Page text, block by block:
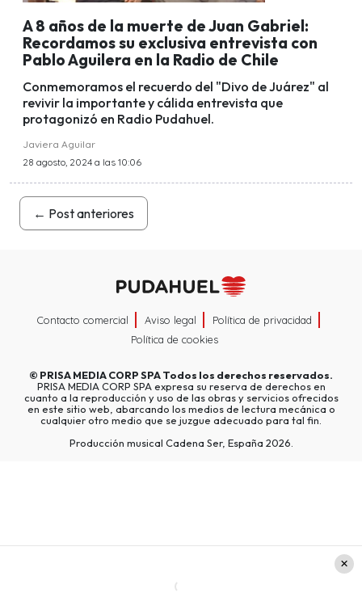
A 8 años de la muerte de Juan Gabriel:
Recordamos su exclusiva entrevista con
Pablo Aguilera en la Radio de Chile
Conmemoramos el recuerdo del "Divo de Juárez" al
revivir la importante y cálida entrevista que
protagonizó en Radio Pudahuel.
Javiera Aguilar
28 agosto, 2024 a las 10:06
← Post anteriores
Contacto comercial Aviso legal
Política de privacidad
Política de cookies
© PRISA MEDIA CORP SPATodos los derechos reservados.
PRISA MEDIA CORP SPA expresa su reserva de derechos en
cuanto a la reproducción y uso de las obras y servicios ofrecidos
en este sitio web, abarcando los medios de lectura mecánica o
cualquier otro medio que se juzgue adecuado para tal fin.
Producción musical Cadena Ser, España 2026.